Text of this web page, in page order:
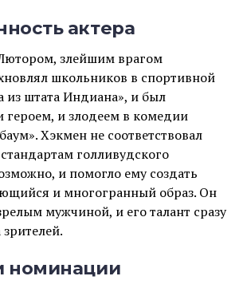
актера
злейшим врагом
школьников в спортивной
из штата Индиана», и был
героем, и злодеем в комедии
Хэкмен не соответствовал
голливудского
и помогло ему создать
и многогранный образ. Он
мужчиной, и его талант сразу
номинации